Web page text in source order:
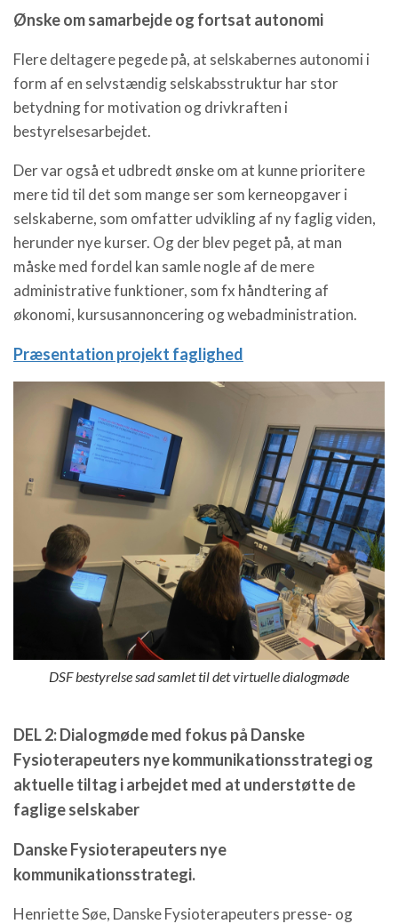
Ønske om samarbejde og fortsat autonomi
Flere deltagere pegede på, at selskabernes autonomi i
form af en selvstændig selskabsstruktur har stor
betydning for motivation og drivkraften i
bestyrelsesarbejdet.
Der var også et udbredt ønske om at kunne prioritere
mere tid til det som mange ser som kerneopgaver i
selskaberne, som omfatter udvikling af ny faglig viden,
herunder nye kurser. Og der blev peget på, at man
måske med fordel kan samle nogle af de mere
administrative funktioner, som fx håndtering af
økonomi, kursusannoncering og webadministration.
Præsentation projekt faglighed
DSF bestyrelse sad samlet til det virtuelle dialogmøde
DEL 2: Dialogmøde med fokus på Danske
Fysioterapeuters nye kommunikationsstrategi og
aktuelle tiltag i arbejdet med at understøtte de
faglige selskaber
Danske Fysioterapeuters nye
kommunikationsstrategi.
Henriette Søe, Danske Fysioterapeuters presse- og